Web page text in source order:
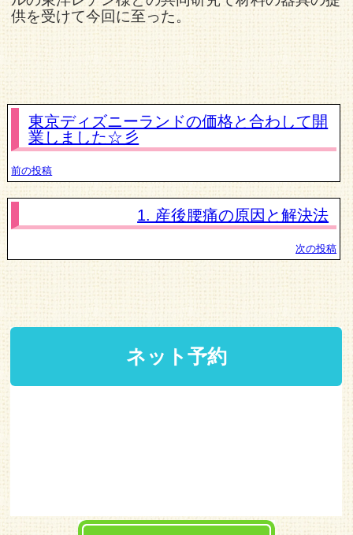
供を受けて今回に至った。
東京ディズニーランドの価格と合わして開
業しました☆彡
前の投稿
1. 産後腰痛の原因と解決法
次の投稿